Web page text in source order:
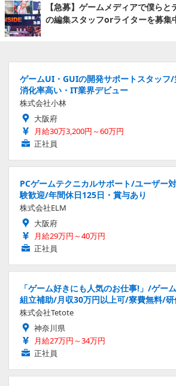
【急募】ゲームメディアで僕ら
の編集スタッフorライターを募集
ゲームUI・GUIの開発サポートスタッフ
消化率高い・IT業界デビュー
株式会社小林
大阪府
月給30万3,200円～60万円
正社員
PCゲームテクニカルサポート/ユーザー
験歓迎/年間休日125日・賞与あり
株式会社ELM
大阪府
月給29万円～40万円
正社員
「ゲーム好きにも人気のお仕事!」/ゲー
組立補助/月収30万円以上可/寮費無料/
株式会社Tetote
神奈川県
月給27万円～34万円
正社員